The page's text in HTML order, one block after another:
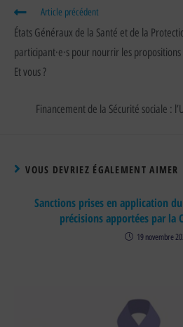
Article précédent
États Généraux de la Santé et de la
participant·e·s pour nourrir les
Et vous ?
Financement de la Sécurité sociale :
VOUS DEVRIEZ ÉGALEMENT AIMER
Sanctions prises en application
précisions apportées par la
19 novembre